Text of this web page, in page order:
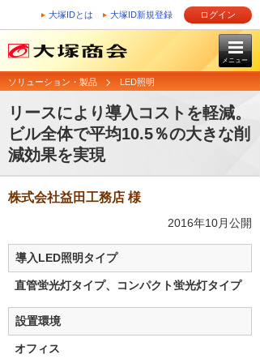
大塚IDとは 大塚ID新規登録 ログイン
メニュー
ソリューション・製品 LED照明
リースにより導入コストを軽減。
ビル全体で平均10.5％の大きな削
減効果を実現
株式会社益田工務店 様
2016年10月公開
導入LED照明タイプ
直管蛍光灯タイプ、コンパクト蛍光灯タイプ
設置環境
オフィス